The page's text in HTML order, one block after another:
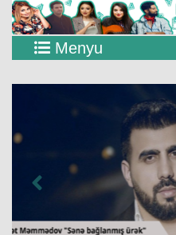
Menyu
Previous